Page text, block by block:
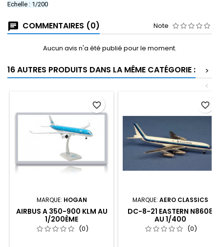
Echelle : 1/200
COMMENTAIRES (0) Note
Aucun avis n'a été publié pour le moment.
16 AUTRES PRODUITS DANS LA MÊME CATÉGORIE :
>
<
MARQUE: HOGAN
AIRBUS A 350-900 KLM AU
1/200ÈME
(0)
favorite_border
MARQUE: AERO CLASSICS
DC-8-21 EASTERN N8608
AU 1/400
(0)
favorite_border